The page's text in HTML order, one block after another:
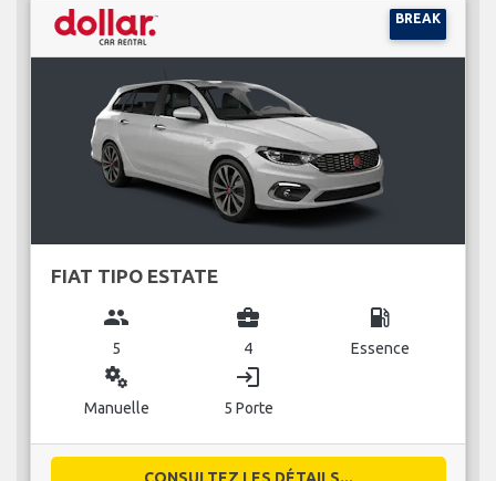
BREAK
FIAT TIPO ESTATE
group
5
business_center
4
local_gas_station
Essence
miscellaneous_services
Manuelle
login
5 Porte
CONSULTEZ LES DÉTAILS...